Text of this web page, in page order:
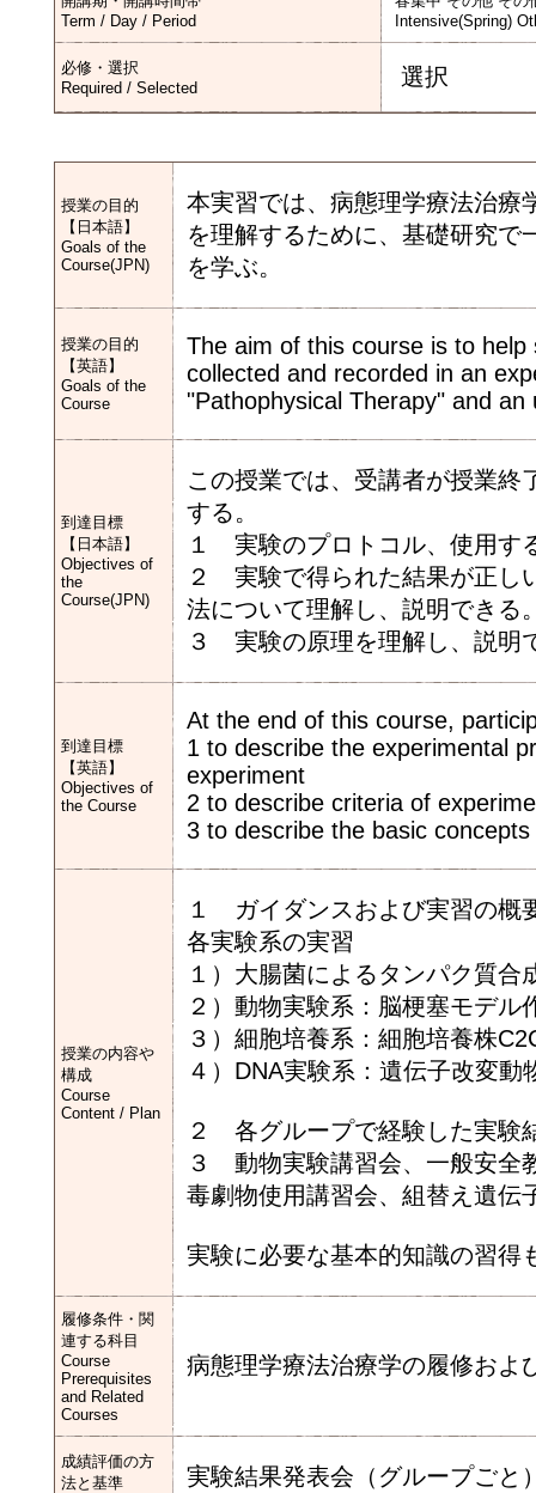
Term / Day / Period
Intensive(Spring)
必修・選択
Required / Selected
選択
授業の目的
【日本語】
Goals of the
Course(JPN)
本実習では、病態理学療法治療
を理解するために、基礎研究で
を学ぶ。
授業の目的
【英語】
Goals of the
Course
The aim of this course is to
collected and recorded in an
"Pathophysical Therapy" and
到達目標
【日本語】
Objectives of
the
Course(JPN)
この授業では、受講者が授業終
する。
１ 実験のプロトコル、使用す
２ 実験で得られた結果が正し
法について理解し、説明できる
３ 実験の原理を理解し、説明
到達目標
【英語】
Objectives of
the Course
At the end of this course,
1 to describe the experimental
experiment
2 to describe criteria of
3 to describe the basic
授業の内容や
構成
Course
Content / Plan
１ ガイダンスおよび実習の概
各実験系の実習
１）大腸菌によるタンパク質合
２）動物実験系：脳梗塞モデル
３）細胞培養系：細胞培養株
４）DNA実験系：遺伝子改変
２ 各グループで経験した実験
３ 動物実験講習会、一般安全
毒劇物使用講習会、組替え遺伝
実験に必要な基本的知識の習得
履修条件・関
連する科目
Course
Prerequisites
and Related
Courses
病態理学療法治療学の履修およ
成績評価の方
法と基準
実験結果発表会（グループごと